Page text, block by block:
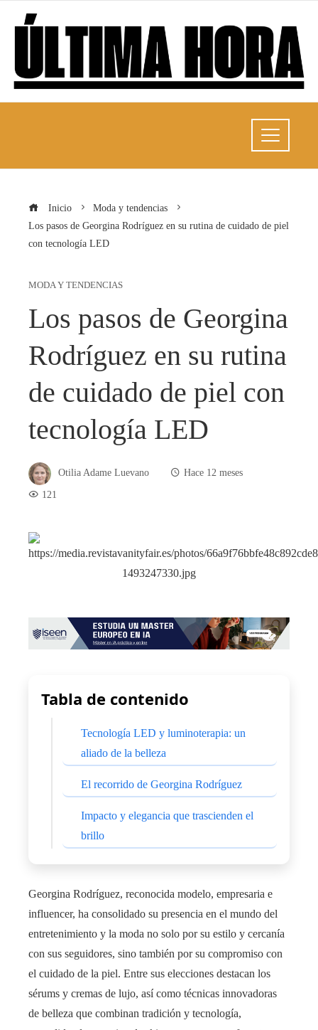
Inicio
Moda y tendencias
Los pasos de Georgina Rodríguez en su rutina de cuidado de piel
con tecnología LED
MODA Y TENDENCIAS
Los pasos de Georgina
Rodríguez en su rutina
de cuidado de piel con
tecnología LED
Otilia Adame Luevano
Hace 12 meses
121
Tabla de contenido
Tecnología LED y luminoterapia: un
aliado de la belleza
El recorrido de Georgina Rodríguez
Impacto y elegancia que trascienden el
brillo
Georgina Rodríguez, reconocida modelo, empresaria e
influencer, ha consolidado su presencia en el mundo del
entretenimiento y la moda no solo por su estilo y cercanía
con sus seguidores, sino también por su compromiso con
el cuidado de la piel. Entre sus elecciones destacan los
sérums y cremas de lujo, así como técnicas innovadoras
de belleza que combinan tradición y tecnología,